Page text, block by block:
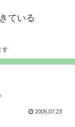
ている
す
2005.07.23